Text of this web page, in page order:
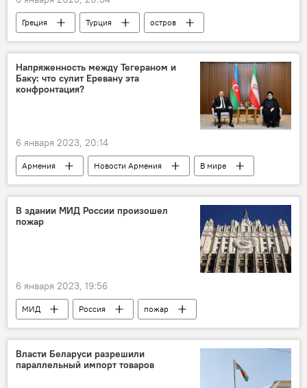
Греция Турция
остров
Реджеп Эрдоган
Премьер
Напряженность между Тегераном и
Баку: что сулит Еревану эта
конфронтация?
6 января 2023, 20:14
Армения Новости Армения
В мире
Политика
Баку
Ереван
Тегеран
конфронтация
напряженность
В здании МИД России произошел
пожар
6 января 2023, 19:56
МИД Россия пожар
Власти Беларуси разрешили
параллельный импорт товаров